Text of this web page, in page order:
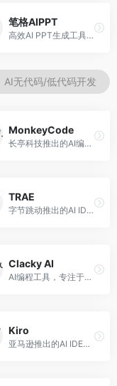
笔格AIPPT
高效AI PPT生成工具，专注于演示文稿智能创作。面向职场人士，支持主题输入、内容生成、设计美化等功能，PPT制作效率高。
AI无代码/低代码开发
MonkeyCode
长亭科技推出的AI编程助手，专注于安全开发。面向开发者，提供代码生成、安全检测、漏洞修复等服务，安全开发能力强。
TRAE
字节跳动推出的AI IDE编程工具，深度集成大模型能力。面向开发者，提供智能代码补全、代码解释、重构优化等服务，编程效率显著提升。
Clacky AI
AI编程工具，专注于代码智能生成与优化。面向开发者，提供代码生成、代码重构、错误修复等服务，编程效率高。
Kiro
亚马逊推出的AI IDE，深度整合AWS云服务。面向AWS开发者，提供代码生成、云服务集成、部署自动化等服务，与AWS生态无缝衔接。